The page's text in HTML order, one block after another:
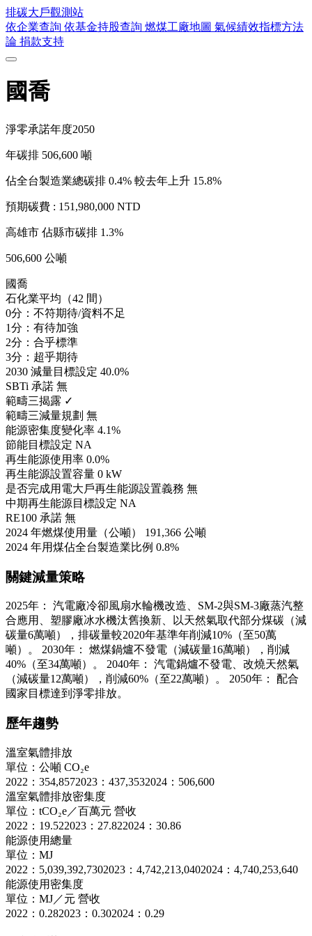
排碳大戶觀測站
依企業查詢 依基金持股查詢 燃煤工廠地圖 氣候績效指標方法
論 捐款支持
國喬
淨零承諾年度2050
年碳排 506,600 噸
佔全台製造業總碳排 0.4% 較去年上升 15.8%
預期碳費 : 151,980,000 NTD
高雄市 佔縣市碳排 1.3%
506,600 公噸
國喬
石化業平均（42 間）
0分：不符期待/資料不足
1分：有待加強
2分：合乎標準
3分：超乎期待
2030 減量目標設定 40.0%
SBTi 承諾 無
範疇三揭露 ✓
範疇三減量規劃 無
能源密集度變化率 4.1%
節能目標設定 NA
再生能源使用率 0.0%
再生能源設置容量 0 kW
是否完成用電大戶再生能源設置義務 無
中期再生能源目標設定 NA
RE100 承諾 無
2024 年燃煤使用量（公噸） 191,366 公噸
2024 年用煤佔全台製造業比例 0.8%
關鍵減量策略
2025年： 汽電廠冷卻風扇水輪機改造、SM-2與SM-3廠蒸汽整
合應用、塑膠廠冰水機汰舊換新、以天然氣取代部分煤碳（減
碳量6萬噸），排碳量較2020年基準年削減10%（至50萬
噸）。 2030年： 燃煤鍋爐不發電（減碳量16萬噸），削減
40%（至34萬噸）。 2040年： 汽電鍋爐不發電、改燒天然氣
（減碳量12萬噸），削減60%（至22萬噸）。 2050年： 配合
國家目標達到淨零排放。
歷年趨勢
溫室氣體排放
單位：公噸 CO₂e
2022：354,8572023：437,3532024：506,600
溫室氣體排放密集度
單位：tCO₂e／百萬元 營收
2022：19.522023：27.822024：30.86
能源使用總量
單位：MJ
2022：5,039,392,7302023：4,742,213,0402024：4,740,253,640
能源使用密集度
單位：MJ／元 營收
2022：0.282023：0.302024：0.29